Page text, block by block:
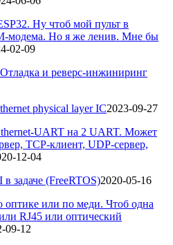
Ну чтоб мой пульт в
модема. Но я же ленив. Мне бы
02-09
и реверс-инжиниринг
physical layer IC2023-09-27
UART на 2 UART. Может
TCP-клиент, UDP-сервер,
12-04
задаче (FreeRTOS)2020-05-16
оптике или по меди. Чтоб одна
RJ45 или оптический
09-12